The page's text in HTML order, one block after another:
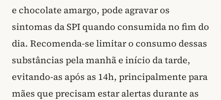
e chocolate amargo, pode agravar os
sintomas da SPI quando consumida no fim do
dia. Recomenda-se limitar o consumo dessas
substâncias pela manhã e início da tarde,
evitando-as após as 14h, principalmente para
mães que precisam estar alertas durante as